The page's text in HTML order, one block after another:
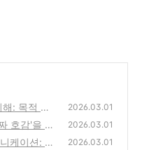
: 목적 지
2026.03.01
호감'을 보
(0)
2026.03.01
케이션: 심
2026.03.01